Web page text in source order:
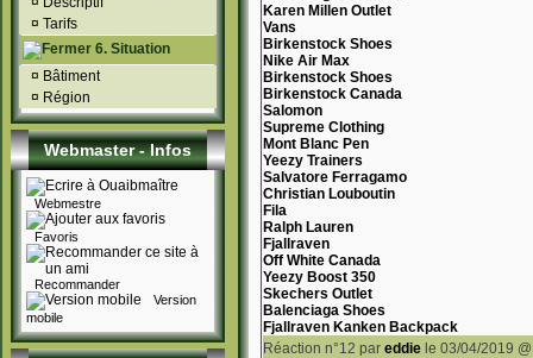
¤ Tarifs
6. Situation
¤ Bâtiment
¤ Région
Webmaster - Infos
Webmestre
Favoris
Recommander
Version
mobile
Karen Millen Outlet
Vans
Birkenstock Shoes
Nike Air Max
Birkenstock Shoes
Birkenstock Canada
Salomon
Supreme Clothing
Mont Blanc Pen
Yeezy Trainers
Salvatore Ferragamo
Christian Louboutin
Fila
Ralph Lauren
Fjallraven
Off White Canada
Yeezy Boost 350
Skechers Outlet
Balenciaga Shoes
Fjallraven Kanken Backpack
Réaction n°12 par eddie le 03/04/2019